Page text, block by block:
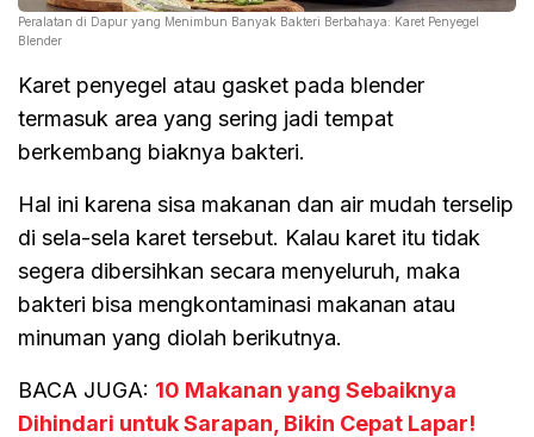
Peralatan di Dapur yang Menimbun Banyak Bakteri Berbahaya: Karet Penyegel
Blender
Karet penyegel atau gasket pada blender
termasuk area yang sering jadi tempat
berkembang biaknya bakteri.
Hal ini karena sisa makanan dan air mudah terselip
di sela-sela karet tersebut. Kalau karet itu tidak
segera dibersihkan secara menyeluruh, maka
bakteri bisa mengkontaminasi makanan atau
minuman yang diolah berikutnya.
BACA JUGA: 10 Makanan yang Sebaiknya
Dihindari untuk Sarapan, Bikin Cepat Lapar!